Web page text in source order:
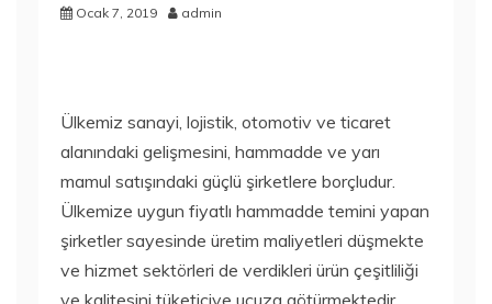
Ocak 7, 2019 admin
Ülkemiz sanayi, lojistik, otomotiv ve ticaret
alanındaki gelişmesini, hammadde ve yarı
mamul satışındaki güçlü şirketlere borçludur.
Ülkemize uygun fiyatlı hammadde temini yapan
şirketler sayesinde üretim maliyetleri düşmekte
ve hizmet sektörleri de verdikleri ürün çeşitliliği
ve kalitesini tüketiciye ucuza götürmektedir.